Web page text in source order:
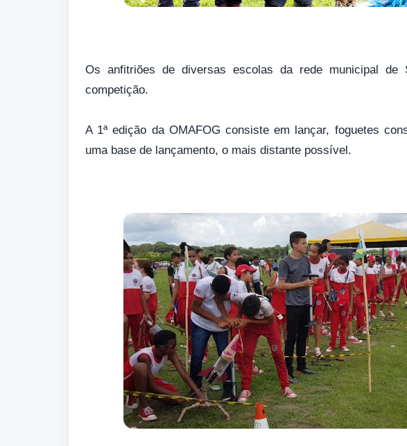
Os anfitriões de diversas escolas da rede municipal de
competição.
A 1ª edição da OMAFOG consiste em lançar, foguetes
uma base de lançamento, o mais distante possível.